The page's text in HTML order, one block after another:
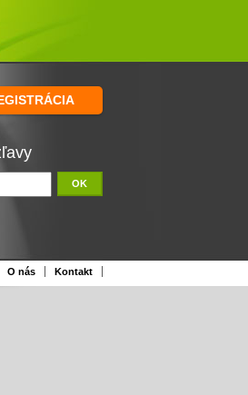
OK
O nás Kontakt